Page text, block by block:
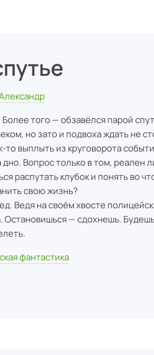
того — обзавёлся парой
но зато и подвоха ждать не
то выплыть из круговорота
дно. Вопрос только в том, реален
распутать клубок и понять во
свою жизнь?
Ведя на своём хвосте
Остановишься — сдохнешь.
фантастика